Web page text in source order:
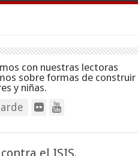
con nuestras lectoras
sobre formas de construir
y niñas.
el ISIS.